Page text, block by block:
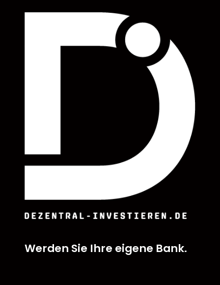
Werden Sie Ihre eigene Bank.